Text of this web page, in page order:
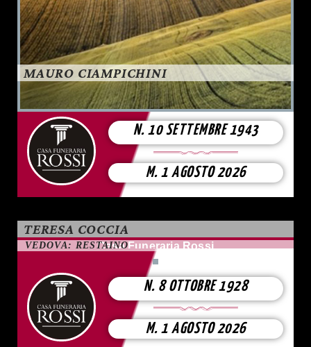
MAURO CIAMPICHINI
N. 10 SETTEMBRE 1943
M. 1 AGOSTO 2026
Casa Funeraria Rossi
TERESA COCCIA
VEDOVA: RESTAINO
N. 8 OTTOBRE 1928
M. 1 AGOSTO 2026